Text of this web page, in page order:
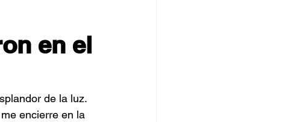
Francisco
en el
de la luz.
encierre en la